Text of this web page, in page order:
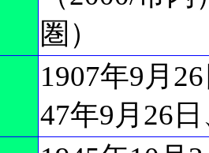
圏）
1907年9月
47年9月26